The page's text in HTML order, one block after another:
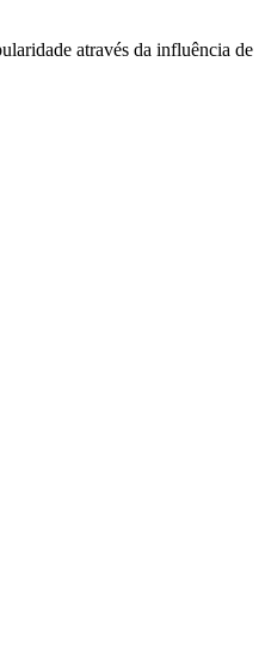
através da influência de